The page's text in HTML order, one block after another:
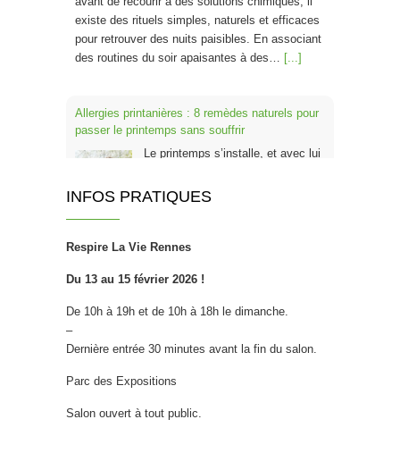
existe des rituels simples, naturels et efficaces
pour retrouver des nuits paisibles. En associant
des routines du soir apaisantes à des… [...]
Allergies printanières : 8 remèdes naturels pour
passer le printemps sans souffrir
Le printemps s’installe, et avec lui
frênes, chênes et graminées. Pour
yeux qui piquent et fatigue inexpliquée. Bonne
permettent de réduire ces symptômes, parfois
dès les…[...]
petit‑déjeuner cet hiver
organisme est mis à rude épreuve
INFOS PRATIQUES
Respire La Vie Rennes
Du 13 au 15 février 2026 !
De 10h à 19h et de 10h à 18h le dimanche.
–
Dernière entrée 30 minutes avant la fin du salon.
Parc des Expositions
Salon ouvert à tout public.